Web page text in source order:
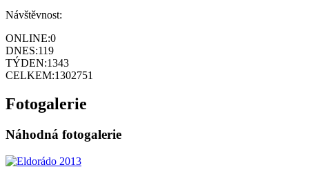
Návštěvnost:
ONLINE:0
DNES:119
TÝDEN:1343
CELKEM:1302751
Fotogalerie
Náhodná fotogalerie